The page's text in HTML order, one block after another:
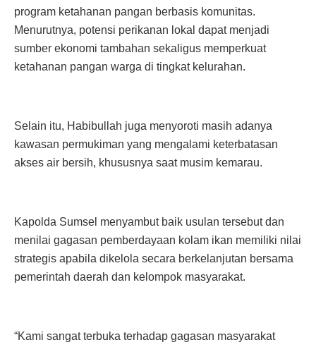
program ketahanan pangan berbasis komunitas.
Menurutnya, potensi perikanan lokal dapat menjadi
sumber ekonomi tambahan sekaligus memperkuat
ketahanan pangan warga di tingkat kelurahan.
Selain itu, Habibullah juga menyoroti masih adanya
kawasan permukiman yang mengalami keterbatasan
akses air bersih, khususnya saat musim kemarau.
Kapolda Sumsel menyambut baik usulan tersebut dan
menilai gagasan pemberdayaan kolam ikan memiliki nilai
strategis apabila dikelola secara berkelanjutan bersama
pemerintah daerah dan kelompok masyarakat.
“Kami sangat terbuka terhadap gagasan masyarakat